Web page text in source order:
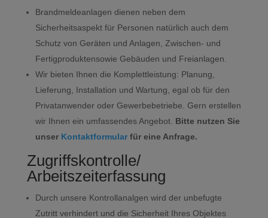
Brandmeldeanlagen dienen neben dem
Sicherheitsaspekt für Personen natürlich auch dem
Schutz von Geräten und Anlagen, Zwischen- und
Fertigproduktensowie Gebäuden und Freianlagen.
Wir bieten Ihnen die Komplettleistung: Planung,
Lieferung, Installation und Wartung, egal ob für den
Privatanwender oder Gewerbebetriebe. Gern erstellen
wir Ihnen ein umfassendes Angebot. Bitte nutzen Sie
unser Kontaktformularfür eine Anfrage.
Zugriffskontrolle/
Arbeitszeiterfassung
Durch unsere Kontrollanalgen wird der unbefugte
Zutritt verhindert und die Sicherheit Ihres Objektes